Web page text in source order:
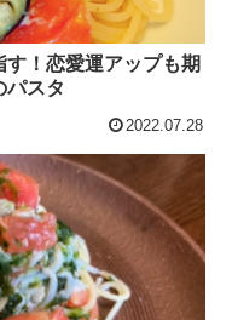
す！恋愛運アップも期
パスタ
2022.07.28